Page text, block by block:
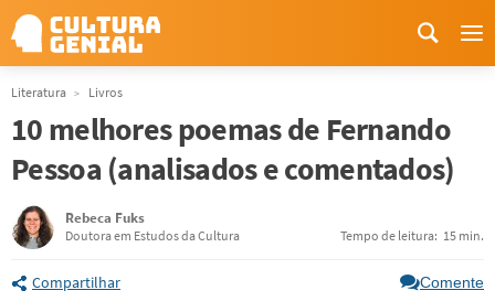
Literatura Livros
10 melhores poemas de Fernando
Pessoa (analisados e comentados)
Rebeca Fuks
Doutora em Estudos da Cultura Tempo de leitura: 15 min.
Compartilhar Comente